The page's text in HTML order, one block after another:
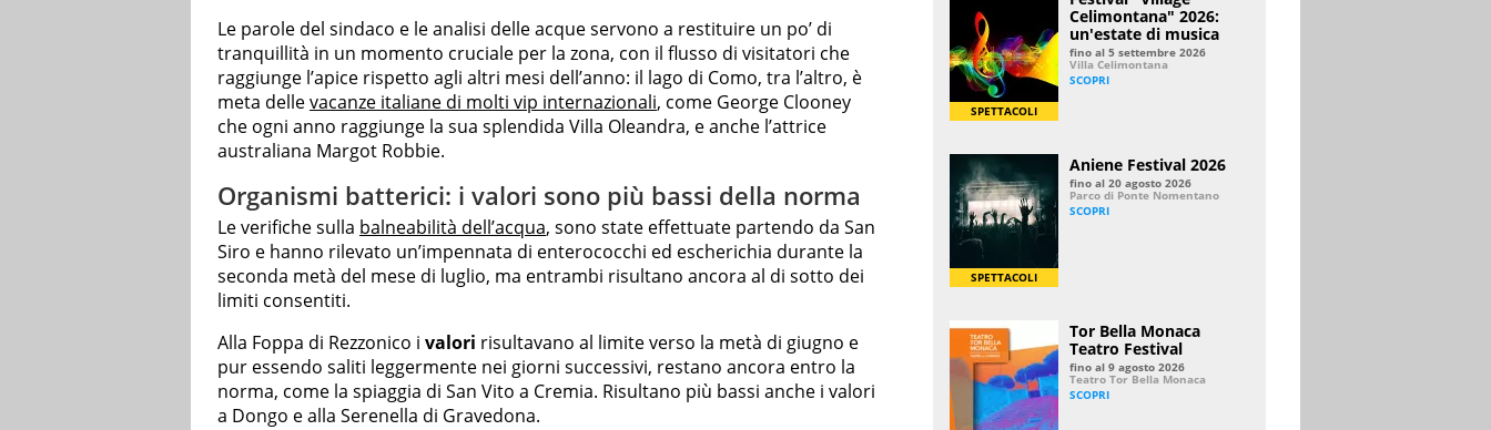
Le parole del sindaco e le analisi delle acque servono a restituire un po’ di
tranquillità in un momento cruciale per la zona, con il flusso di visitatori che
raggiunge l’apice rispetto agli altri mesi dell’anno: il lago di Como, tra l’altro, è
meta dellevacanze italiane di molti vip internazionali, come George Clooney
che ogni anno raggiunge la sua splendida Villa Oleandra, e anche l’attrice
australiana Margot Robbie.
Organismi batterici: i valori sono più bassi della norma
Le verifiche sulla balneabilità dell’acqua, sono state effettuate partendo da San
Siro e hanno rilevato un’impennata di enterococchi ed escherichia durante la
seconda metà del mese di luglio, ma entrambi risultano ancora al di sotto dei
limiti consentiti.
Alla Foppa di Rezzonico i valori risultavano al limite verso la metà di giugno e
pur essendo saliti leggermente nei giorni successivi, restano ancora entro la
norma, come la spiaggia di San Vito a Cremia. Risultano più bassi anche i valori
a Dongo e alla Serenella di Gravedona.